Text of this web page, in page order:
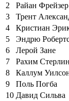
2
Райан Фрейзер
3
Трент
4
Кристиан
5
Эндрю
6
Лерой Зане
7
Рахим
8
Каллум
9
Поль Погба
10 Давид Сильва